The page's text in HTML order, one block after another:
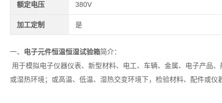
额定电压 380V
加工定制 是
一、 电子元件恒温恒湿试验箱简介：
用于模拟电子仪器仪表、新型材料、电工、车辆、金属、电子产品
或湿热环境；或高温、低温、湿热交变环境下，检验材料、配件或